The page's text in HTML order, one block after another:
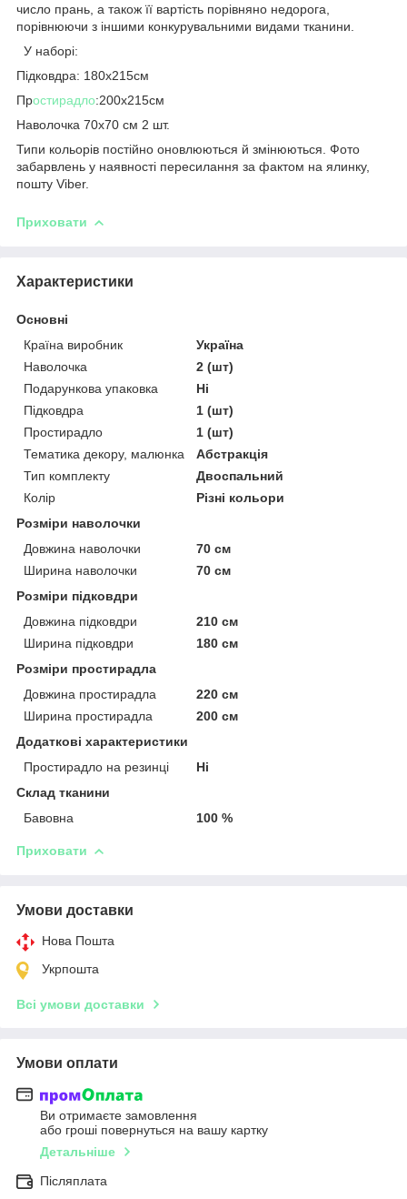
число прань, а також її вартість порівняно недорога,
порівнюючи з іншими конкурувальними видами тканини.
У наборі:
Підковдра: 180х215см
Простирадло:200х215см
Наволочка 70х70 см 2 шт.
Типи кольорів постійно оновлюються й змінюються. Фото
забарвлень у наявності пересилання за фактом на ялинку,
пошту Viber.
Приховати
Характеристики
Основні
Країна виробник
Україна
Наволочка
2 (шт)
Подарункова упаковка
Ні
Підковдра
1 (шт)
Простирадло
1 (шт)
Тематика декору, малюнка
Абстракція
Тип комплекту
Двоспальний
Колір
Різні кольори
Розміри наволочки
Довжина наволочки
70 см
Ширина наволочки
70 см
Розміри підковдри
Довжина підковдри
210 см
Ширина підковдри
180 см
Розміри простирадла
Довжина простирадла
220 см
Ширина простирадла
200 см
Додаткові характеристики
Простирадло на резинці
Ні
Склад тканини
Бавовна
100 %
Приховати
Умови доставки
Нова Пошта
Укрпошта
Всі умови доставки
Умови оплати
Ви отримаєте замовлення
або гроші повернуться на вашу картку
Детальніше
Післяплата